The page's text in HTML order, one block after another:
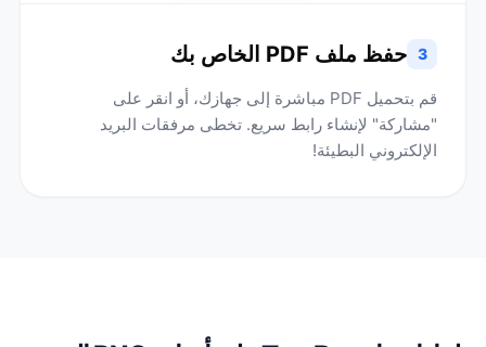
3 حفظ ملف PDF الخاص بك
قم بتحميل PDF مباشرة إلى جهازك، أو انقر على
"مشاركة" لإنشاء رابط سريع. تخطى مرفقات البريد
الإلكتروني البطيئة!